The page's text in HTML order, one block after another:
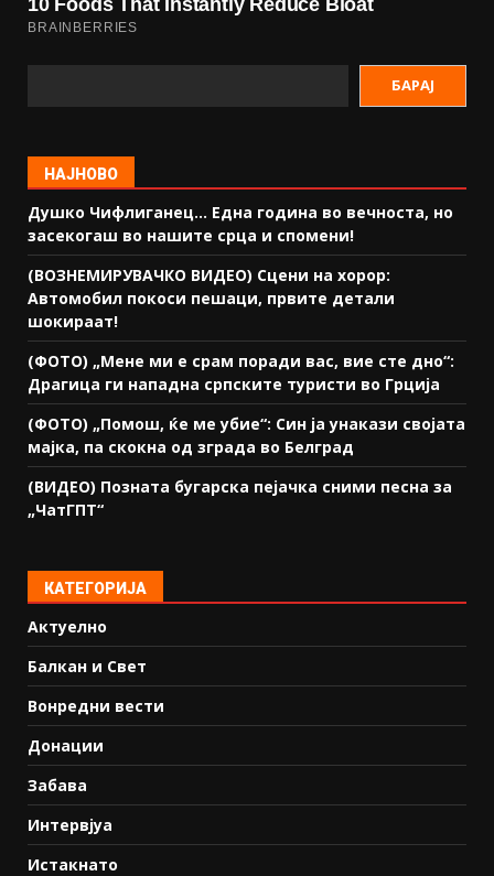
БАРАЈ
НАЈНОВО
Душко Чифлиганец… Eдна година во вечноста, но
засекогаш во нашите срца и спомени!
(ВОЗНЕМИРУВАЧКО ВИДЕО) Сцени на хорор:
Автомобил покоси пешаци, првите детали
шокираат!
(ФОТО) „Мене ми е срам поради вас, вие сте дно“:
Драгица ги нападна српските туристи во Грција
(ФОТО) „Помош, ќе ме убие“: Син ја унакази својата
мајка, па скокна од зграда во Белград
(ВИДЕО) Позната бугарска пејачка сними песна за
„ЧатГПТ“
КАТЕГОРИЈА
Актуелно
Балкан и Свет
Вонредни вести
Донации
Забава
Интервјуа
Истакнато